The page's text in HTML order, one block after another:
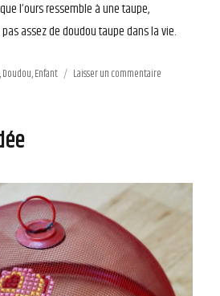
l’ours ressemble à une taupe,
assez de doudou taupe dans la vie.
,Doudou,Enfant Laisser un commentaire